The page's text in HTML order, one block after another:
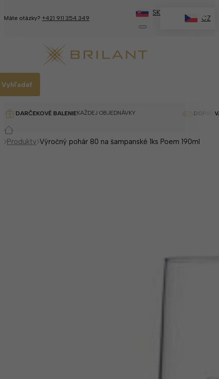
Máte otázky? +421 911 354 349
SK
CZ
Vyhľadať
DARČEKOVÉ BALENIEKAŽDEJ OBJEDNÁVKY
Produkty Výročný pohár 80 na šampanské 1ks Poem 190ml
✕